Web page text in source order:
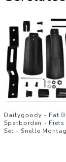
Dailygoody - Fat
Spatborden -
Set - Snelle